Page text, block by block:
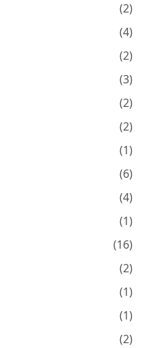
(2)
(4)
(2)
(3)
(2)
(2)
(1)
(6)
(4)
(1)
(16)
(2)
(1)
(1)
(2)